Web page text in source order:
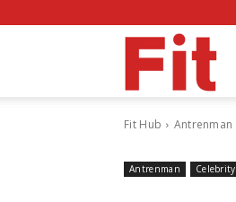
Fit Hub Antrenman
Antrenman Celebrity